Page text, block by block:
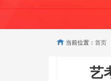
当前位置： 首页
艺